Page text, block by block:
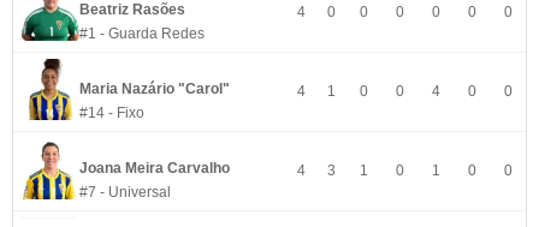
Beatriz Rasões
#1 - Guarda Redes
4 0 0 0 0 0 0
Maria Nazário "Carol"
#14 - Fixo
4 1 0 0 4 0 0
Joana Meira Carvalho
#7 - Universal
4 3 1 0 1 0 0